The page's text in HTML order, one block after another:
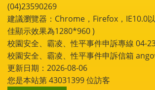
(04)23590269
建議瀏覽器：Chrome，Firefox，IE10.0
佳顯示效果為1280*960 )
校園安全、霸凌、性平事件申訴專線 04-
校園安全、霸凌、性平事件申訴信箱
更新日期：2026-08-06
您是本站第43031399位訪客